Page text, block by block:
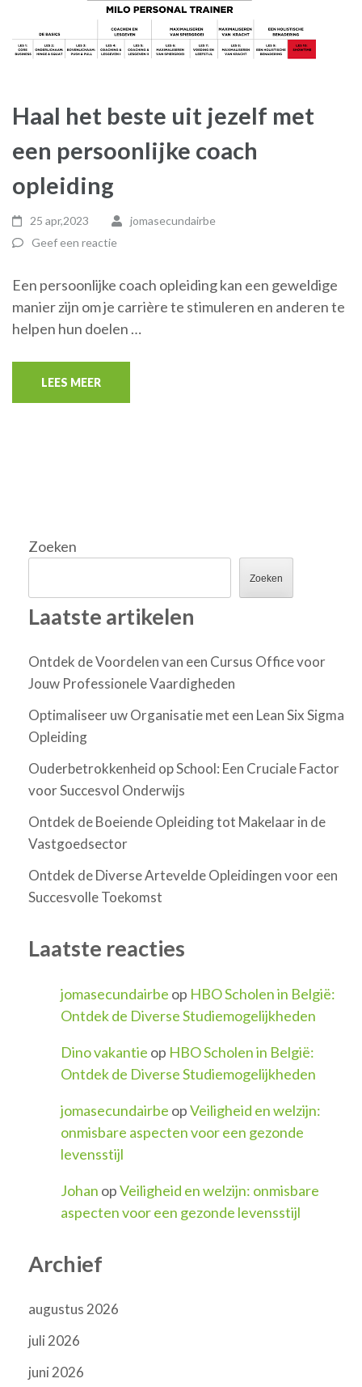
Haal het beste uit jezelf met
een persoonlijke coach
opleiding
25 apr,2023
jomasecundairbe
Geef een reactie
Een persoonlijke coach opleiding kan een geweldige
manier zijn om je carrière te stimuleren en anderen te
helpen hun doelen …
LEES MEER
Zoeken
Zoeken
Laatste artikelen
Ontdek de Voordelen van een Cursus Office voor
Jouw Professionele Vaardigheden
Optimaliseer uw Organisatie met een Lean Six Sigma
Opleiding
Ouderbetrokkenheid op School: Een Cruciale Factor
voor Succesvol Onderwijs
Ontdek de Boeiende Opleiding tot Makelaar in de
Vastgoedsector
Ontdek de Diverse Artevelde Opleidingen voor een
Succesvolle Toekomst
Laatste reacties
jomasecundairbe op HBO Scholen in België:
Ontdek de Diverse Studiemogelijkheden
Dino vakantie op HBO Scholen in België:
Ontdek de Diverse Studiemogelijkheden
jomasecundairbe opVeiligheid en welzijn:
onmisbare aspecten voor een gezonde
levensstijl
Johan opVeiligheid en welzijn: onmisbare
aspecten voor een gezonde levensstijl
Archief
augustus 2026
juli 2026
juni 2026